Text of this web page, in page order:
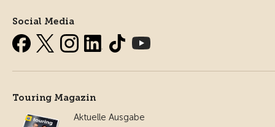
Social Media
Touring Magazin
Aktuelle Ausgabe